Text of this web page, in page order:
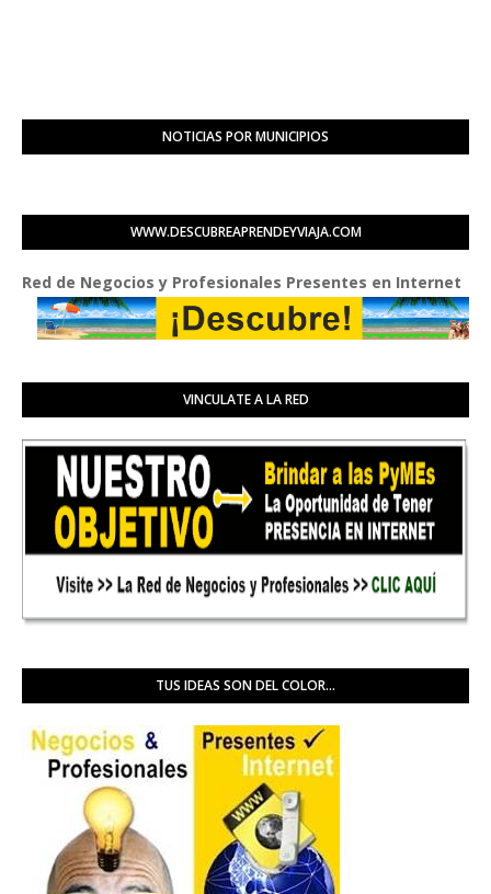
NOTICIAS POR MUNICIPIOS
WWW.DESCUBREAPRENDEYVIAJA.COM
de Negocios y Profesionales Presentes en Internet
VINCULATE A LA RED
TUS IDEAS SON DEL COLOR...